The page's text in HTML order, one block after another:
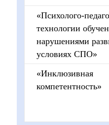
«Психолого-
технологии
нарушениями
условиях СПО»
«Инклюзивная
компетентность»